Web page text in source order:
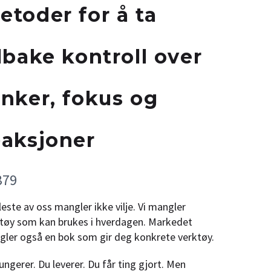
for å ta
kontroll over
fokus og
av oss mangler ikke vilje. Vi mangler
som kan brukes i hverdagen. Markedet
også en bok som gir deg konkrete verktøy.
Du leverer. Du får ting gjort. Men